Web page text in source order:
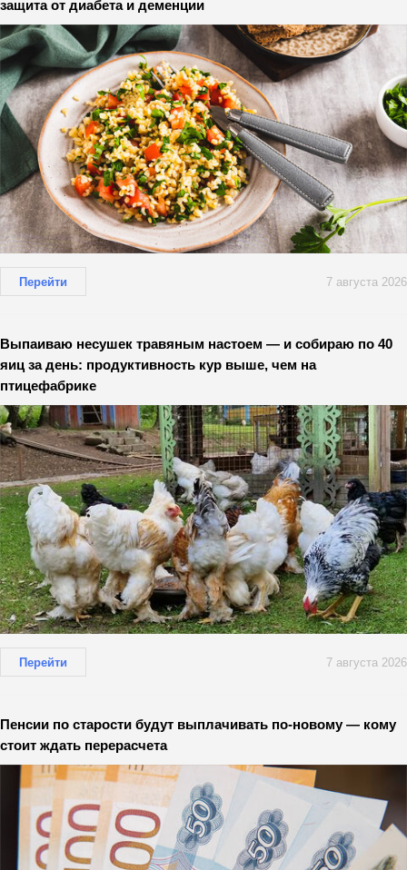
защита от диабета и деменции
Перейти 7 августа 2026
Выпаиваю несушек травяным настоем — и собираю по 40
яиц за день: продуктивность кур выше, чем на
птицефабрике
Перейти 7 августа 2026
Пенсии по старости будут выплачивать по-новому — кому
стоит ждать перерасчета